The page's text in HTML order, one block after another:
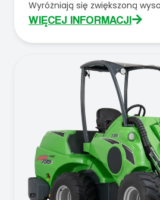
Wyróżniają się zwiększoną
WIĘCEJ INFORMACJI